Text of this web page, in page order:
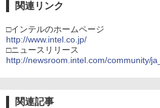
関連リンク
□インテルのホームページ
http://www.intel.co.jp/
□ニュースリリース
http://newsroom.intel.com/community/
関連記事